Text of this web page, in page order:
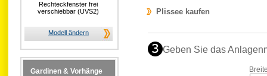
Rechteckfenster frei
verschiebbar (UVS2)
Modell ändern
Gardinen & Vorhänge
Plissee kaufen
Geben Sie das